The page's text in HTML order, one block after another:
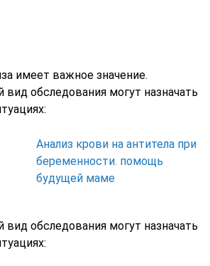
имеет важное значение.
обследования могут назначать
Анализ крови на антитела при
беременности. помощь
будущей маме
обследования могут назначать